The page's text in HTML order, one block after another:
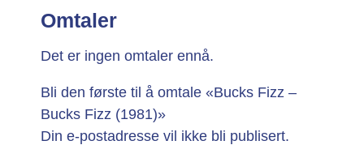
Omtaler
Det er ingen omtaler ennå.
Bli den første til å omtale «Bucks Fizz –
Bucks Fizz (1981)»
Din e-postadresse vil ikke bli publisert.